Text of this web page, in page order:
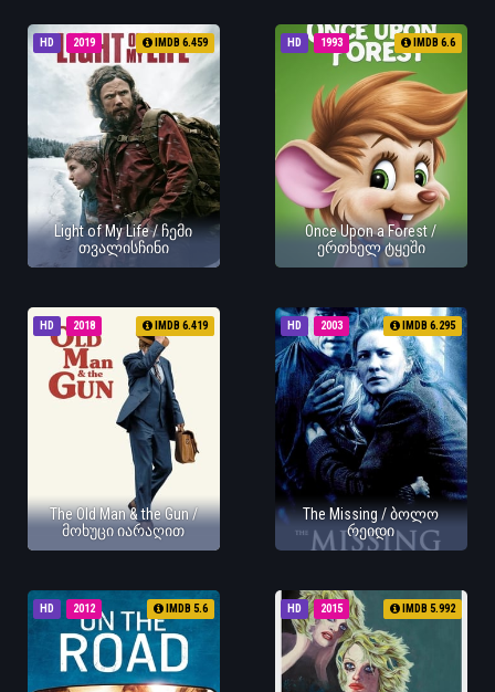
HD 2019 IMDB 6.459
Light of My Life / ჩემი
თვალისჩინი
HD 1993 IMDB 6.6
Once Upon a Forest /
ერთხელ ტყეში
HD 2018 IMDB 6.419
The Old Man & the Gun /
მოხუცი იარაღით
HD 2003 IMDB 6.295
The Missing / ბოლო
რეიდი
HD 2012 IMDB 5.6 HD 2015 IMDB 5.992